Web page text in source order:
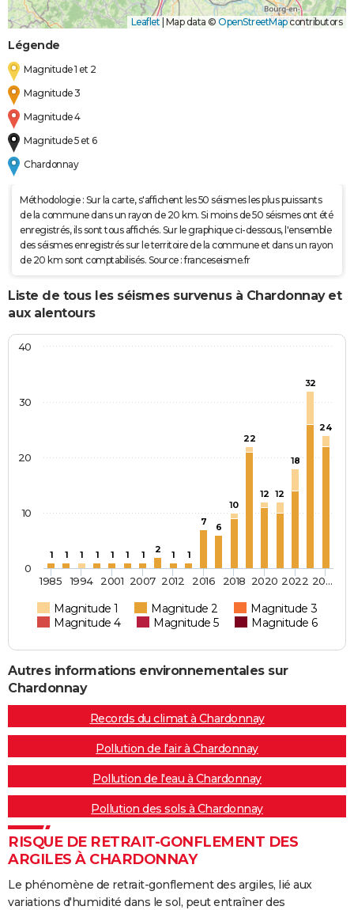
Leaflet | Map data © OpenStreetMapcontributors
Légende
Magnitude 1 et 2
Magnitude 3
Magnitude 4
Magnitude 5 et 6
Chardonnay
Méthodologie : Sur la carte, s'affichent les 50 séismes les plus puissants
de la commune dans un rayon de 20 km. Si moins de 50 séismes ont été
enregistrés, ils sont tous affichés. Sur le graphique ci-dessous, l'ensemble
des séismes enregistrés sur le territoire de la commune et dans un rayon
de 20 km sont comptabilisés. Source : franceseisme.fr
Liste de tous les séismes survenus à Chardonnay et
aux alentours
1 1 1 1 1 1 1 2 1 1
7 6
10
22
12 12
18
32
24
Magnitude 1 Magnitude 2
Magnitude 3
Magnitude 4
Magnitude 5 Magnitude 6
1985 1994 2001 2007 2012 2016 2018 2020 2022 20…
0
10
20
30
40
Autres informations environnementales sur
Chardonnay
Records du climat à Chardonnay
Pollution de l'air à Chardonnay
Pollution de l'eau à Chardonnay
Pollution des sols à Chardonnay
RISQUE DE RETRAIT-GONFLEMENT DES
ARGILES À CHARDONNAY
Le phénomène de retrait-gonflement des argiles, lié aux
variations d'humidité dans le sol, peut entraîner des